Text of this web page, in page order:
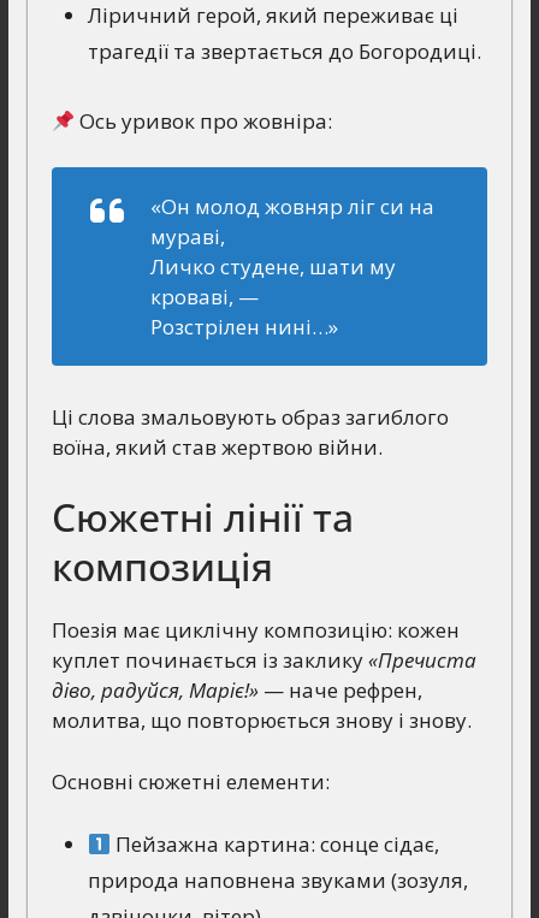
Ліричний герой, який переживає ці
трагедії та звертається до Богородиці.
Ось уривок про жовніра:
«Он молод жовняр ліг си на
мураві,
Личко студене, шати му
кроваві, —
Розстрілен нині…»
Ці слова змальовують образ загиблого
воїна, який став жертвою війни.
Сюжетні лінії та
композиція
Поезія має циклічну композицію: кожен
куплет починається із заклику«Пречиста
діво, радуйся, Маріє!» — наче рефрен,
молитва, що повторюється знову і знову.
Основні сюжетні елементи:
Пейзажна картина: сонце сідає,
природа наповнена звуками (зозуля,